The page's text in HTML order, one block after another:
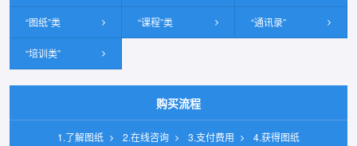
“图纸”类 “课程”类 “通讯录”
“培训类”
购买流程
1.了解图纸 2.在线咨询 3.支付费用 4.获得图纸